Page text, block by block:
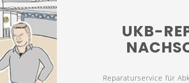
UKB-
Reparaturservice für